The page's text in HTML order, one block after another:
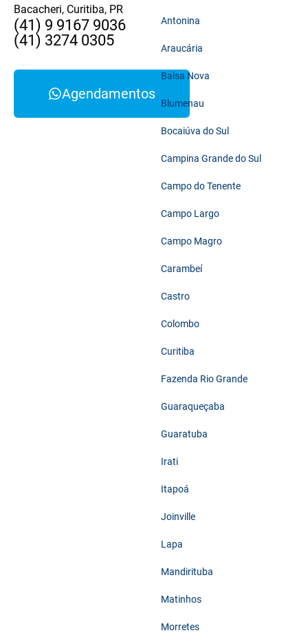
Bacacheri, Curitiba, PR
(41) 9 9167 9036
(41) 3274 0305
Agendamentos
Antonina
Araucária
Balsa Nova
Blumenau
Bocaiúva do Sul
Campina Grande do Sul
Campo do Tenente
Campo Largo
Campo Magro
Carambeí
Castro
Colombo
Curitiba
Fazenda Rio Grande
Guaraqueçaba
Guaratuba
Irati
Itapoá
Joinville
Lapa
Mandirituba
Matinhos
Morretes